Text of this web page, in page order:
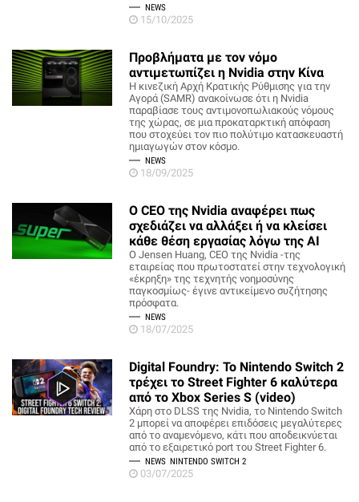
NEWS
15/10/2025
Προβλήματα με τον νόμο
αντιμετωπίζει η Nvidia στην Κίνα
Η κινεζική Αρχή Κρατικής Ρύθμισης για την
Αγορά (SAMR) ανακοίνωσε ότι η Nvidia
παραβίασε τους αντιμονοπωλιακούς νόμους
της χώρας, σε μια προκαταρκτική απόφαση
που στοχεύει τον πιο πολύτιμο κατασκευαστή
ημιαγωγών στον κόσμο.
NEWS
18/09/2025
O CEO της Nvidia αναφέρει πως
σχεδιάζει να αλλάξει ή να κλείσει
κάθε θέση εργασίας λόγω της ΑΙ
Ο Jensen Huang, CEO της Nvidia -της
εταιρείας που πρωτοστατεί στην τεχνολογική
«έκρηξη» της τεχνητής νοημοσύνης
παγκοσμίως- έγινε αντικείμενο συζήτησης
πρόσφατα.
NEWS
18/07/2025
Digital Foundry: Το Nintendo Switch 2
τρέχει το Street Fighter 6 καλύτερα
από το Xbox Series S (video)
Χάρη στο DLSS της Nvidia, το Nintendo Switch
2 μπορεί να αποφέρει επιδόσεις μεγαλύτερες
από το αναμενόμενο, κάτι που αποδεικνύεται
από το εξαιρετικό port του Street Fighter 6.
NEWS NINTENDO SWITCH 2
03/07/2025